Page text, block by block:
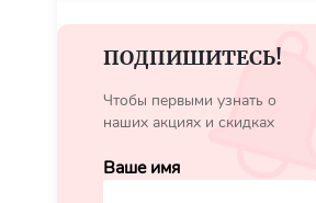
ПОДПИШИТЕСЬ!
Чтобы первыми узнать о
наших акциях и скидках
Ваше имя